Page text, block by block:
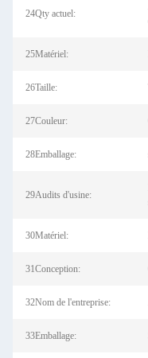
24Qty actuel:
25Matériel:
26Taille:
27Couleur:
28Emballage:
29Audits d'usine:
30Matériel:
31Conception:
32Nom de l'entreprise:
33Emballage: